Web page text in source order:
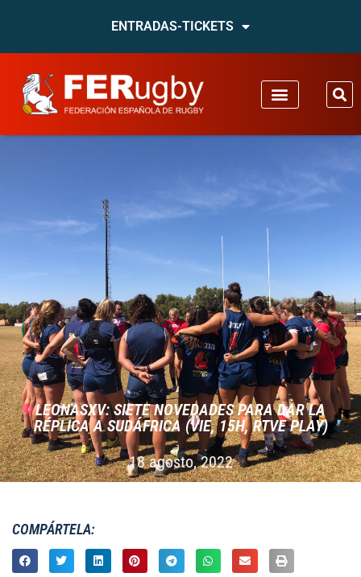
ENTRADAS-TICKETS
LEONASXV: SIETE NOVEDADES PARA DAR LA
RÉPLICA A SUDÁFRICA (VIE, 15H, RTVE PLAY)
18 agosto, 2022
COMPÁRTELA: